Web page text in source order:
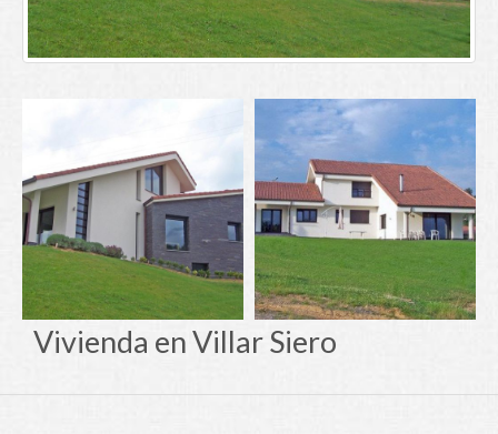
Vivienda en Villar Siero